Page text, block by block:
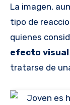
La imagen,
tipo de
quienes
efecto visual
tratarse de